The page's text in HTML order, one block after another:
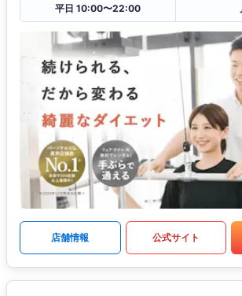
平日 10:00〜22:00
店舗情報 公式サイト